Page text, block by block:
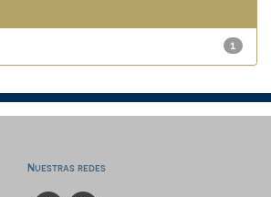
1
Nuestras redes